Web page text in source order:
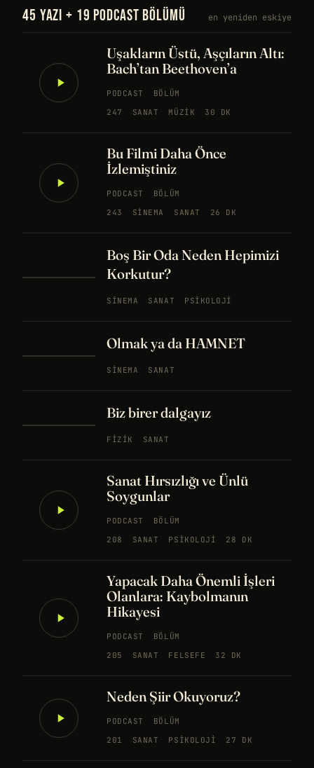
45 YAZI + 19 PODCAST BÖLÜMÜ en yeniden eskiye
Uşakların Üstü, Aşçıların Altı:
Bach’tan Beethoven’a
PODCAST
BÖLÜM
247
SANAT MÜZIK 30 DK
Bu Filmi Daha Önce
İzlemiştiniz
PODCAST
BÖLÜM
243
SINEMA SANAT 26 DK
Boş Bir Oda Neden Hepimizi
Korkutur?
SINEMA SANAT PSIKOLOJI
Olmak ya da HAMNET
SINEMA SANAT
Biz birer dalgayız
FIZIK SANAT
Sanat Hırsızlığı ve Ünlü
Soygunlar
PODCAST
BÖLÜM
208
SANAT PSIKOLOJI 28 DK
Yapacak Daha Önemli İşleri
Olanlara: Kaybolmanın
Hikayesi
PODCAST
BÖLÜM
205
SANAT FELSEFE 32 DK
Neden Şiir Okuyoruz?
PODCAST
BÖLÜM
201
SANAT PSIKOLOJI 27 DK